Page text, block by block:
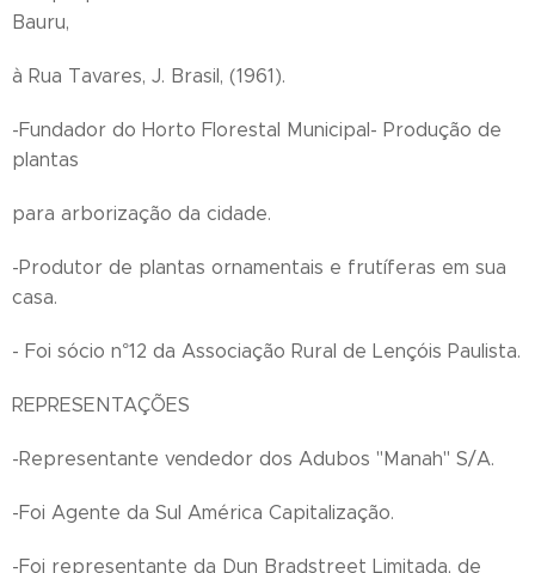
Bauru,
à Rua Tavares, J. Brasil, (1961).
-Fundador do Horto Florestal Municipal- Produção de
plantas
para arborização da cidade.
-Produtor de plantas ornamentais e frutíferas em sua
casa.
- Foi sócio n°12 da Associação Rural de Lençóis Paulista.
REPRESENTAÇÕES
-Representante vendedor dos Adubos "Manah" S/A.
-Foi Agente da Sul América Capitalização.
-Foi representante da Dun Bradstreet Limitada, de